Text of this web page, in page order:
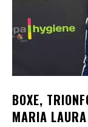
BOXE,
MARIA